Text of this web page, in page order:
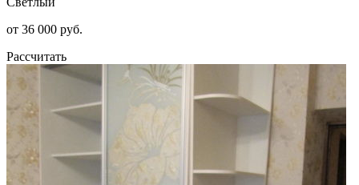
от 36 000 руб.
Рассчитать